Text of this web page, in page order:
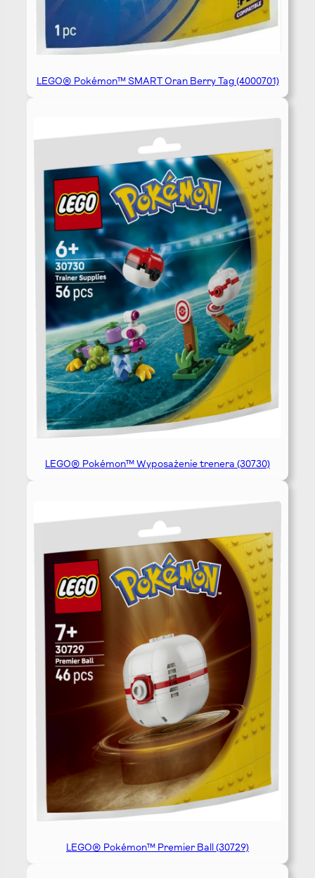
LEGO® Pokémon™ SMART Oran Berry Tag (4000701)
LEGO® Pokémon™ Wyposażenie trenera (30730)
LEGO® Pokémon™ Premier Ball (30729)